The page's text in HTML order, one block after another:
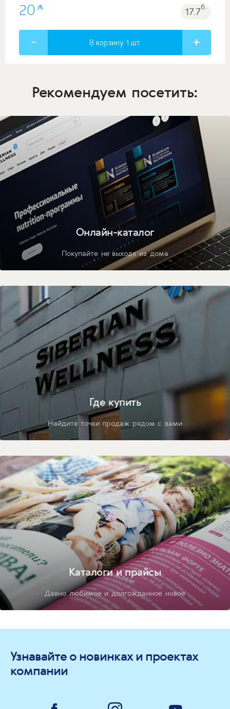
20 ₼ 17.7б.
В корзину 1 шт.
Рекомендуем посетить:
Онлайн-каталог
Покупайте не выходя из дома
Где купить
Найдите точки продаж рядом с вами
Каталоги и прайсы
Давно любимое и долгожданное новое
Узнавайте о новинках и проектах
компании